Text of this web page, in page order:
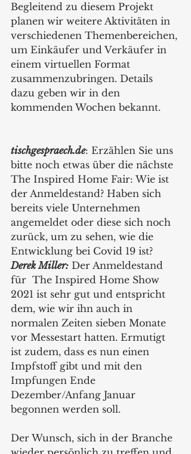
Begleitend zu diesem Projekt
planen wir weitere Aktivitäten in
verschiedenen Themenbereichen,
um Einkäufer und Verkäufer in
einem virtuellen Format
zusammenzubringen. Details
dazu geben wir in den
kommenden Wochen bekannt.
tischgespraech.de: Erzählen Sie uns
bitte noch etwas über die nächste
The Inspired Home Fair: Wie ist
der Anmeldestand? Haben sich
bereits viele Unternehmen
angemeldet oder diese sich noch
zurück, um zu sehen, wie die
Entwicklung bei Covid 19 ist?
Derek Miller: Der Anmeldestand
für  The Inspired Home Show
2021 ist sehr gut und entspricht
dem, wie wir ihn auch in
normalen Zeiten sieben Monate
vor Messestart hatten. Ermutigt
ist zudem, dass es nun einen
Impfstoff gibt und mit den
Impfungen Ende
Dezember/Anfang Januar
begonnen werden soll.
Der Wunsch, sich in der Branche